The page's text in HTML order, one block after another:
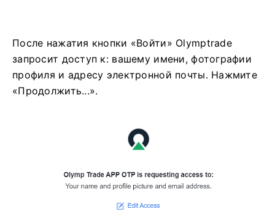
После нажатия кнопки «Войти» Olymptrade
запросит доступ к: вашему имени, фотографии
профиля и адресу электронной почты. Нажмите
«Продолжить...».